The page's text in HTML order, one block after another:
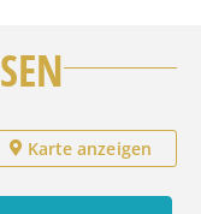
Karte anzeigen